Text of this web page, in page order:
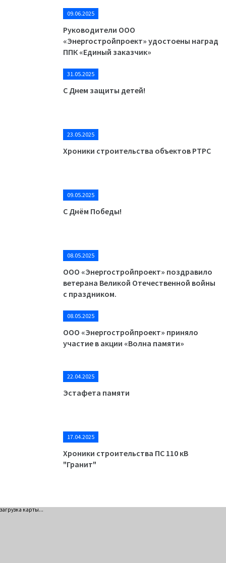
09.06.2025
Руководители ООО
«Энергостройпроект» удостоены наград
ППК «Единый заказчик»
31.05.2025
С Днем защиты детей!
23.05.2025
Хроники строительства объектов РТРС
09.05.2025
С Днём Победы!
08.05.2025
ООО «Энергостройпроект» поздравило
ветерана Великой Отечественной войны
с праздником.
08.05.2025
ООО «Энергостройпроект» приняло
участие в акции «Волна памяти»
22.04.2025
Эстафета памяти
17.04.2025
Хроники строительства ПС 110 кВ
"Гранит"
загрузка карты...